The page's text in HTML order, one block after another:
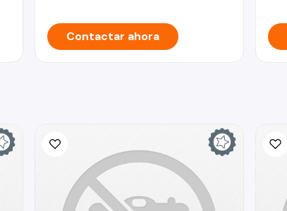
Contactar ahora